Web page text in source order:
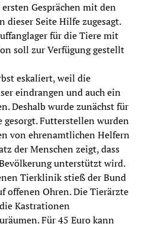
Gesprächen mit den
dieser Seite Hilfe zugesagt.
für die Tiere mit
soll zur Verfügung gestellt
eskaliert, weil die
eindrangen und auch ein
Deshalb wurde zunächst für
gesorgt. Futterstellen wurden
von ehrenamtlichen Helfern
der Menschen zeigt, dass
unterstützt wird.
Tierklinik stieß der Bund
offenen Ohren. Die Tierärzte
Kastrationen
Für 45 Euro kann